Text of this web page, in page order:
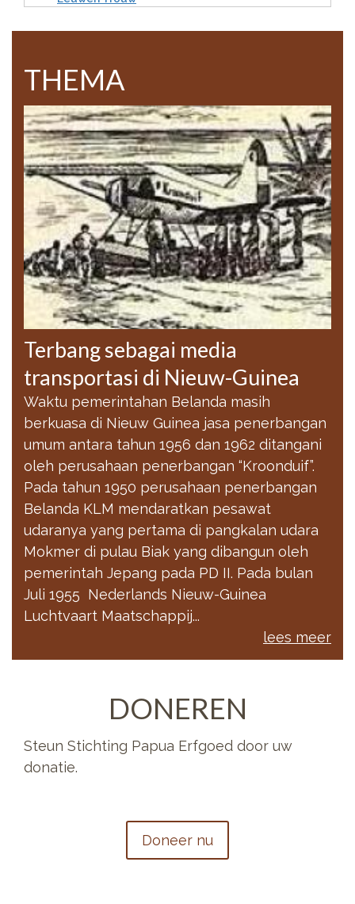
THEMA
Terbang sebagai media
transportasi di Nieuw-Guinea
Waktu pemerintahan Belanda masih
berkuasa di Nieuw Guinea jasa penerbangan
umum antara tahun 1956 dan 1962 ditangani
oleh perusahaan penerbangan “Kroonduif”.
Pada tahun 1950 perusahaan penerbangan
Belanda KLM mendaratkan pesawat
udaranya yang pertama di pangkalan udara
Mokmer di pulau Biak yang dibangun oleh
pemerintah Jepang pada PD II. Pada bulan
Juli 1955 Nederlands Nieuw-Guinea
Luchtvaart Maatschappij...
lees meer
DONEREN
Steun Stichting Papua Erfgoed door uw
donatie.
Doneer nu